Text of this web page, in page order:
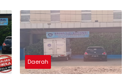
Daerah